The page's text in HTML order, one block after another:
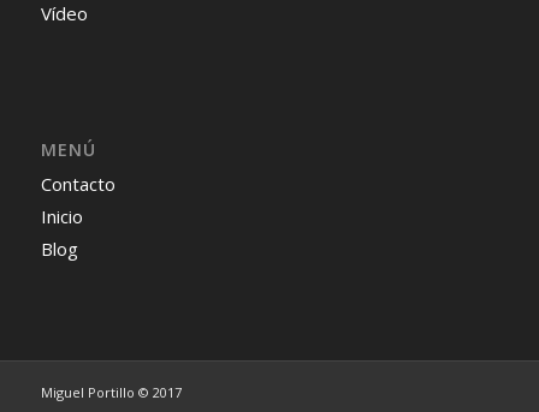
Vídeo
MENÚ
Contacto
Inicio
Blog
Miguel Portillo © 2017